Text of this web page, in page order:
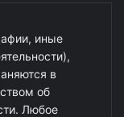
иные
в
об
Любое